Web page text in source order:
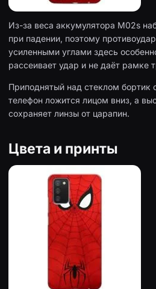
Из-за веса аккумулятора M02s
при падении, поэтому
усиленными углами здесь
рассеивает удар и не даёт рамке
Приподнятый над стеклом бортик
телефон ложится лицом вниз, а
сохраняет линзы от царапин.
Цвета и принты